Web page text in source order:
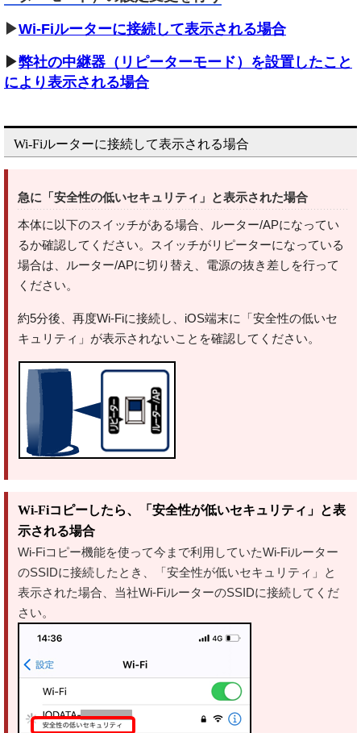
▶Wi-Fiルーターに接続して表示される場合
▶弊社の中継器（リピーターモード）を設置したこと
により表示される場合
Wi-Fiルーターに接続して表示される場合
急に「安全性の低いセキュリティ」と表示された場合
本体に以下のスイッチがある場合、ルーター/APになってい
るか確認してください。スイッチがリピーターになっている
場合は、ルーター/APに切り替え、電源の抜き差しを行って
ください。
約5分後、再度Wi-Fiに接続し、iOS端末に「安全性の低いセ
キュリティ」が表示されないことを確認してください。
Wi-Fiコピーしたら、「安全性が低いセキュリティ」と表
示される場合
Wi-Fiコピー機能を使って今まで利用していたWi-Fiルーター
のSSIDに接続したとき、「安全性が低いセキュリティ」と
表示された場合、当社Wi-FiルーターのSSIDに接続してくだ
さい。